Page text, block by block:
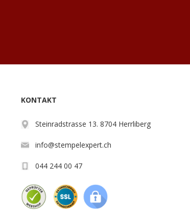
KONTAKT
Steinradstrasse 13. 8704 Herrliberg
info@stempelexpert.ch
044 244 00 47